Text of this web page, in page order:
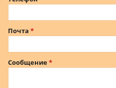
Почта
Сообщение